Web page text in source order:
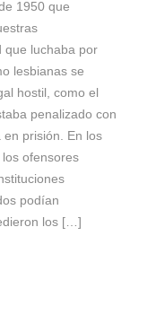
1950 que
que luchaba por
lesbianas se
hostil, como el
penalizado con
prisión. En los
ofensores
podían
los […]